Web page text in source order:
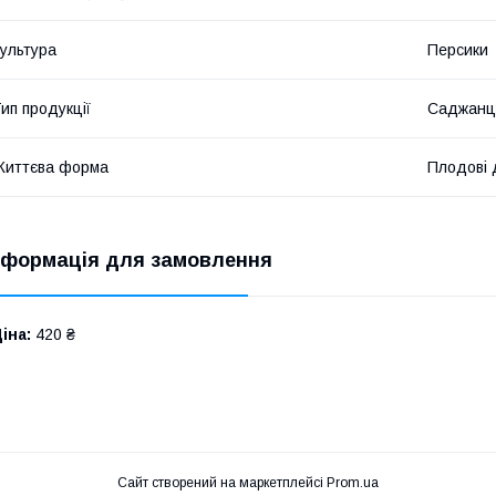
Персики
продукції
форма Плодові
для замовлення
420 ₴
Сайт створений на маркетплейсі Prom.ua